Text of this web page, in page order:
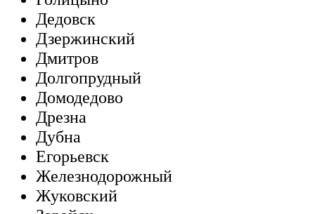
Дедовск
Дзержинский
Дмитров
Долгопрудный
Домодедово
Дрезна
Дубна
Егорьевск
Железнодорожный
Жуковский